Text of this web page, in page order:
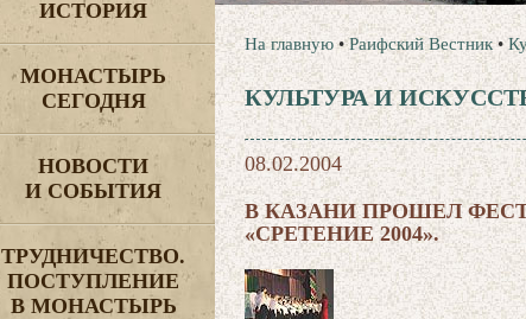
ИСТОРИЯ
МОНАСТЫРЬ
СЕГОДНЯ
НОВОСТИ
И СОБЫТИЯ
ТРУДНИЧЕСТВО.
ПОСТУПЛЕНИЕ
В МОНАСТЫРЬ
На главную •Раифский Вестник •
КУЛЬТУРА И
08.02.2004
В КАЗАНИ ПРОШЕЛ
«СРЕТЕНИЕ 2004».